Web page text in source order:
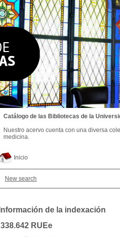
Inicio
New search
Información de la indexación
338.642 RUEe
Catálogo de las Bibliotecas de la
Nuestro acervo cuenta con una diversa
medicina.